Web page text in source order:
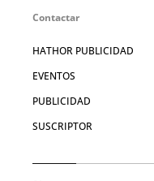
Contactar
HATHOR PUBLICIDAD
EVENTOS
PUBLICIDAD
SUSCRIPTOR